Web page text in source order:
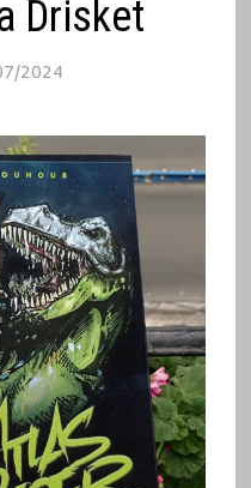
Drisket
2024